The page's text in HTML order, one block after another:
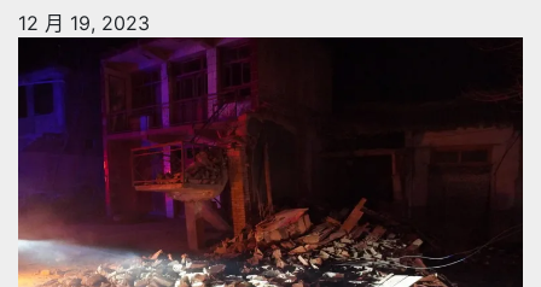
12 月 19, 2023